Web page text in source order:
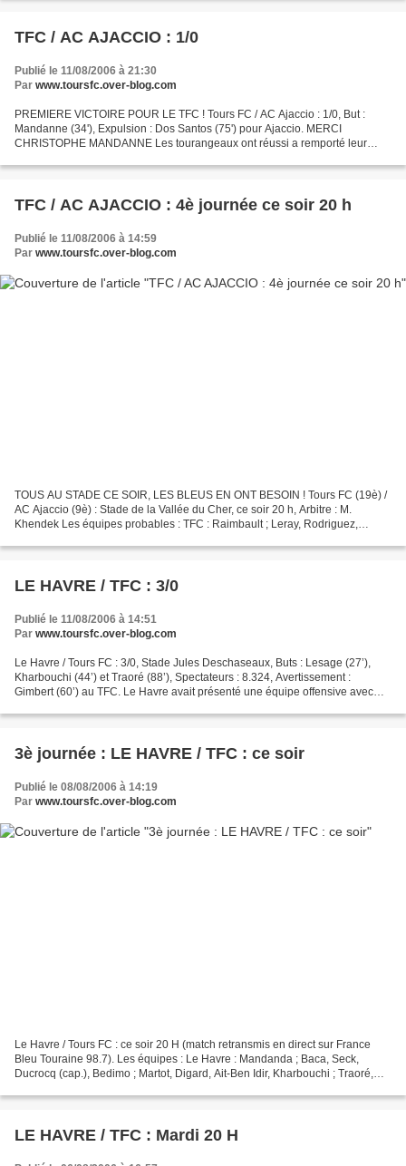
TFC / AC AJACCIO : 1/0
Publié le 11/08/2006 à 21:30
Par www.toursfc.over-blog.com
PREMIERE VICTOIRE POUR LE TFC ! Tours FC / AC Ajaccio : 1/0, But :
Mandanne (34'), Expulsion : Dos Santos (75') pour Ajaccio. MERCI
CHRISTOPHE MANDANNE Les tourangeaux ont réussi a remporté leur
TFC / AC AJACCIO : 4è journée ce soir 20 h
Publié le 11/08/2006 à 14:59
Par www.toursfc.over-blog.com
TOUS AU STADE CE SOIR, LES BLEUS EN ONT BESOIN ! Tours FC (19è) /
AC Ajaccio (9è) : Stade de la Vallée du Cher, ce soir 20 h, Arbitre : M.
Khendek Les équipes probables : TFC : Raimbault ; Leray, Rodriguez,
LE HAVRE / TFC : 3/0
Publié le 11/08/2006 à 14:51
Par www.toursfc.over-blog.com
Le Havre / Tours FC : 3/0, Stade Jules Deschaseaux, Buts : Lesage (27’),
Kharbouchi (44’) et Traoré (88’), Spectateurs : 8.324, Avertissement :
Gimbert (60’) au TFC. Le Havre avait présenté une équipe offensive avec
3è journée : LE HAVRE / TFC : ce soir
Publié le 08/08/2006 à 14:19
Par www.toursfc.over-blog.com
Le Havre / Tours FC : ce soir 20 H (match retransmis en direct sur France
Bleu Touraine 98.7). Les équipes : Le Havre : Mandanda ; Baca, Seck,
Ducrocq (cap.), Bedimo ; Martot, Digard, Ait-Ben Idir, Kharbouchi ; Traoré,
LE HAVRE / TFC : Mardi 20 H